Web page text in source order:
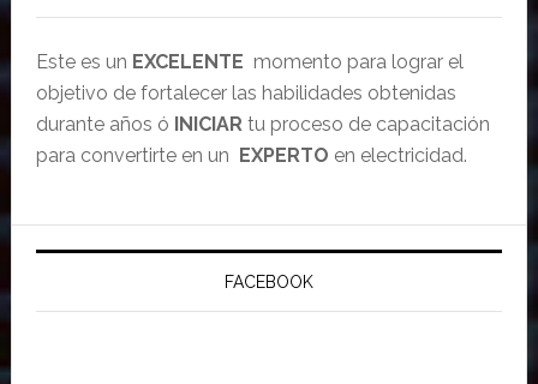
Este es un EXCELENTE momento para lograr el
objetivo de fortalecer las habilidades obtenidas
durante años ó INICIAR tu proceso de capacitación
para convertirte en un EXPERTO en electricidad.
FACEBOOK